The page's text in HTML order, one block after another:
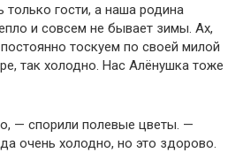
гости, а наша родина
и совсем не бывает зимы. Ах,
тоскуем по своей милой
так холодно. Нас Алёнушка тоже
— спорили полевые цветы. —
очень холодно, но это здорово.